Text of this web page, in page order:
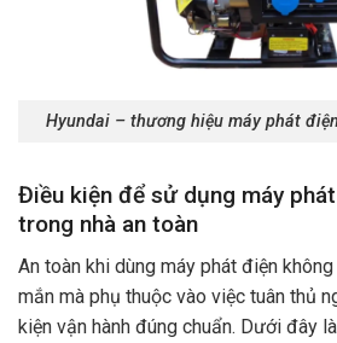
Hyundai – thương hiệu máy phát
Điều kiện để sử dụng máy
trong nhà an toàn
An toàn khi dùng máy phát điện
mắn mà phụ thuộc vào việc tuân thủ
kiện vận hành đúng chuẩn. Dưới đây